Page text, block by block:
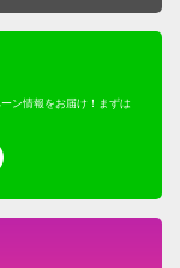
ン情報をお届け！まずは